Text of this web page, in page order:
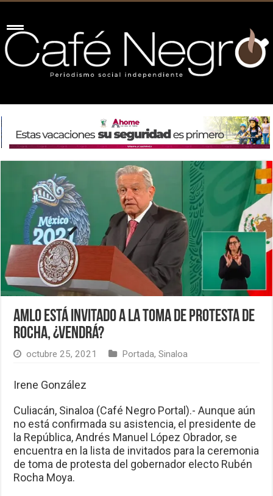
AMLO está invitado a la toma de protesta de
Rocha, ¿vendrá?
octubre 25, 2021 Portada,Sinaloa
Irene González
Culiacán, Sinaloa (Café Negro Portal).- Aunque aún
no está confirmada su asistencia, el presidente de
la República, Andrés Manuel López Obrador, se
encuentra en la lista de invitados para la ceremonia
de toma de protesta del gobernador electo Rubén
Rocha Moya.